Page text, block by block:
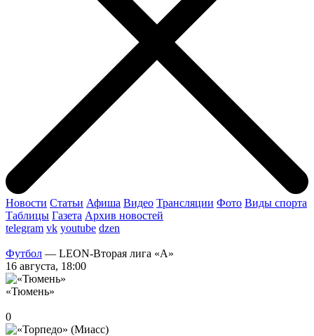
Новости Статьи Афиша Видео Трансляции Фото Виды спорта
Таблицы Газета Архив новостей
telegram vk youtube dzen
Футбол — LEON-Вторая лига «А»
16 августа, 18:00
«Тюмень»
0